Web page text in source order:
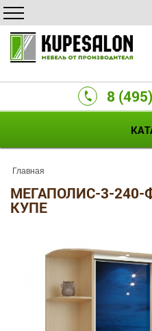
8
Главная
МЕГАПОЛИС-3-
КУПЕ